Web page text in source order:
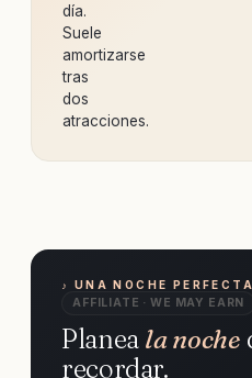
día.
Suele
amortizarse
tras
dos
atracciones.
♪ UNA NOCHE
AFFILIATE · WE MAY EARN
Planea la noche
recordar.